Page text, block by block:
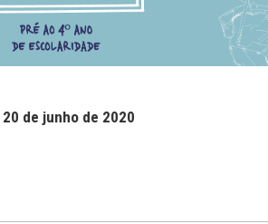
20 de junho de 2020